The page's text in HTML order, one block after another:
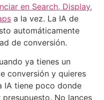
en Search, Display,
a la vez. La IA de
automáticamente
de conversión.
ya tienes un
conversión y quieres
IA tiene poco donde
No lances